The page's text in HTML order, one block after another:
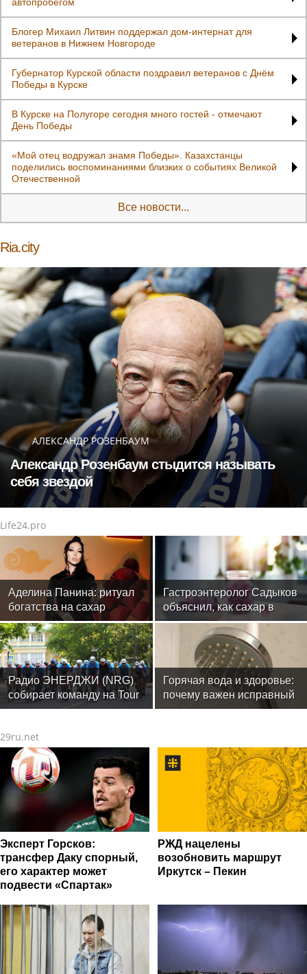
Блогер Михаил Литвин поддержал дом-интернат для
ветеранов в Нижнем Новгороде
Губернатор Курской области поздравил ветеранов с Днём
Победы в Курске
В Курске на Полугоре сегодня много гостей - отмечают
День Победы
«Мой отец водружал знамя Победы». Казахстанцы
поделились воспоминаниями близких о событиях Великой
Отечественной
Все новости...
Ria.city
АЛЕКСАНДР РОЗЕНБАУМ
Александр Розенбаум стыдится называть
себя звездой
Life24.pro
Аделина Панина: ритуал
богатства на сахар
Гастроэнтеролог Садыков
объяснил, как сахар в
рационе ускоряет
изнашивание тканей
Радио ЭНЕРДЖИ (NRG)
собирает команду на Tour
de Russie в Петербурге
Горячая вода и здоровье:
почему важен исправный
водонагреватель
29ru.net
Эксперт Горсков:
трансфер Даку спорный,
его характер может
подвести «Спартак»
РЖД нацелены
возобновить маршрут
Иркутск – Пекин